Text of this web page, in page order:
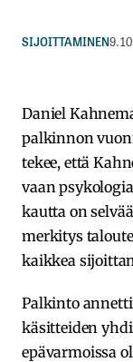
SIJOITTAMINEN
Daniel
palkinnon
tekee, että
vaan
kautta on
merkitys
kaikkea
Palkinto
käsitteiden
epävarmoissa